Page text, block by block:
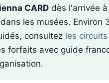
CARD dès l'arrivée
les musées.
consultez les
forfaits avec guide